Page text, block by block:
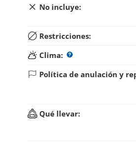
No incluye:
Restricciones:
Clima:
Política de anulación y
Qué llevar: